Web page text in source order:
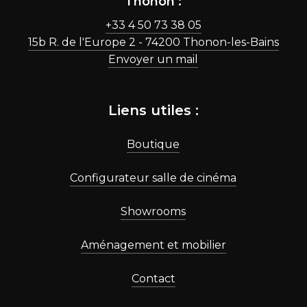
+33 4 50 73 38 05
15b R. de l'Europe 2 - 74200 Thonon-les-Bains
Envoyer un mail
Liens utiles :
Boutique
Configurateur salle de cinéma
Showrooms
Aménagement et mobilier
Contact